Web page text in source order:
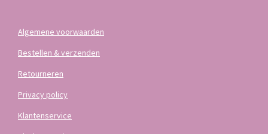
Algemene voorwaarden
Bestellen & verzenden
Retourneren
Privacy policy
Klantenservice